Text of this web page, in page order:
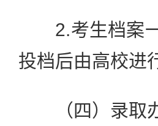
2.考生档案一
投档后由高校进
（四）录取